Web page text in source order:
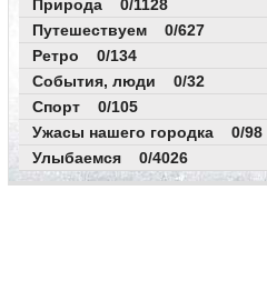
Природа 0/1128
Путешествуем 0/627
Ретро 0/134
События, люди 0/32
Спорт 0/105
Ужасы нашего городка 0/98
Улыбаемся 0/4026